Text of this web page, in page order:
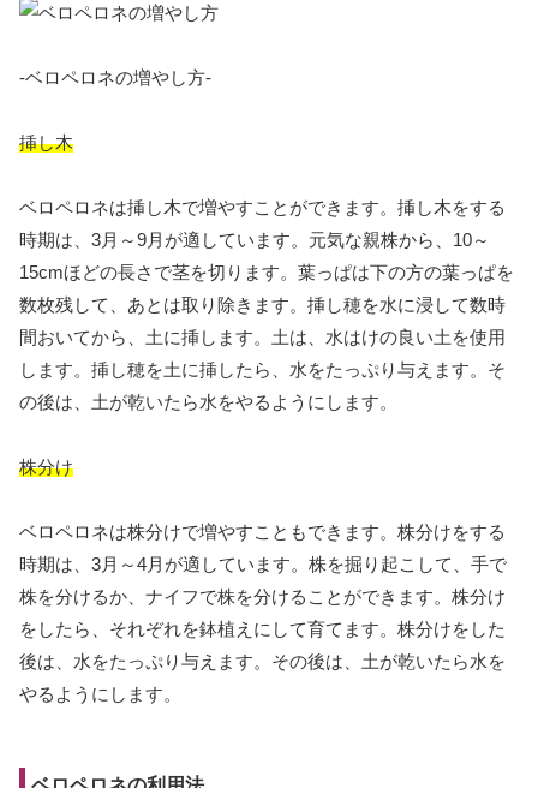
-ベロペロネの増やし方-
挿し木
ベロペロネは挿し木で増やすことができます。挿し木をする
時期は、3月～9月が適しています。元気な親株から、10～
15cmほどの長さで茎を切ります。葉っぱは下の方の葉っぱを
数枚残して、あとは取り除きます。挿し穂を水に浸して数時
間おいてから、土に挿します。土は、水はけの良い土を使用
します。挿し穂を土に挿したら、水をたっぷり与えます。そ
の後は、土が乾いたら水をやるようにします。
株分け
ベロペロネは株分けで増やすこともできます。株分けをする
時期は、3月～4月が適しています。株を掘り起こして、手で
株を分けるか、ナイフで株を分けることができます。株分け
をしたら、それぞれを鉢植えにして育てます。株分けをした
後は、水をたっぷり与えます。その後は、土が乾いたら水を
やるようにします。